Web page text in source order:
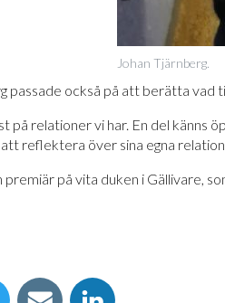
Johan Tjärnberg.
passade också på att berätta
på relationer vi har. En del känns
reflektera över sina egna
premiär på vita duken i Gällivare,